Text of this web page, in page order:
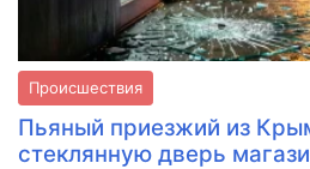
Происшествия
Пьяный приезжий из
стеклянную дверь